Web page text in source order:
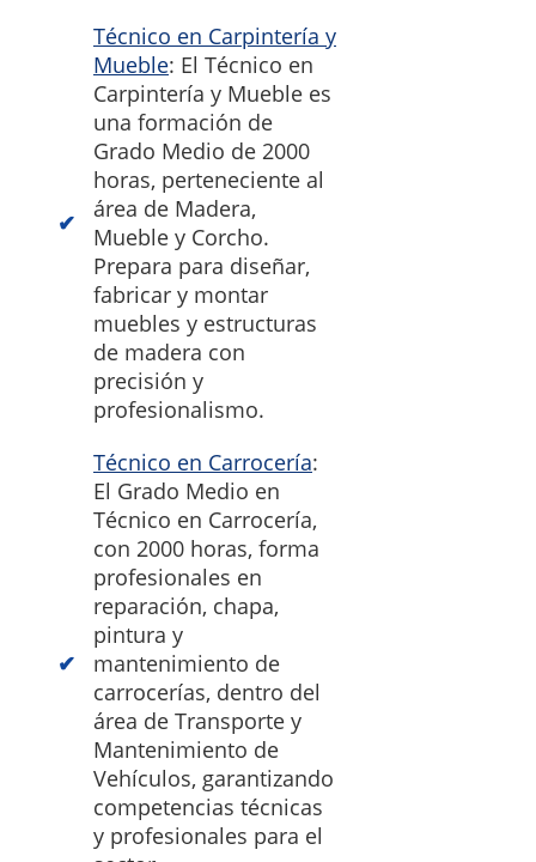
Técnico en Carpintería y
Mueble: El Técnico en
Carpintería y Mueble es
una formación de
Grado Medio de 2000
horas, perteneciente al
área de Madera,
Mueble y Corcho.
Prepara para diseñar,
fabricar y montar
muebles y estructuras
de madera con
precisión y
profesionalismo.
Técnico en Carrocería:
El Grado Medio en
Técnico en Carrocería,
con 2000 horas, forma
profesionales en
reparación, chapa,
pintura y
mantenimiento de
carrocerías, dentro del
área de Transporte y
Mantenimiento de
Vehículos, garantizando
competencias técnicas
y profesionales para el